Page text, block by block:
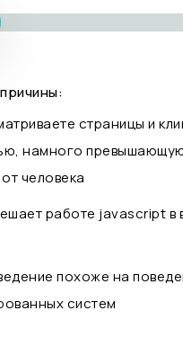
страницы и
намного
человека
работе javascript в
похоже на
систем